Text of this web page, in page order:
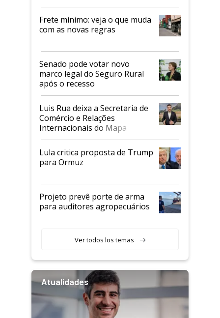
Frete mínimo: veja o que muda
com as novas regras
Senado pode votar novo
marco legal do Seguro Rural
após o recesso
Luis Rua deixa a Secretaria de
Comércio e Relações
Internacionais do Mapa
Lula critica proposta de Trump
para Ormuz
Projeto prevê porte de arma
para auditores agropecuários
Ver todos los temas
Atualidades